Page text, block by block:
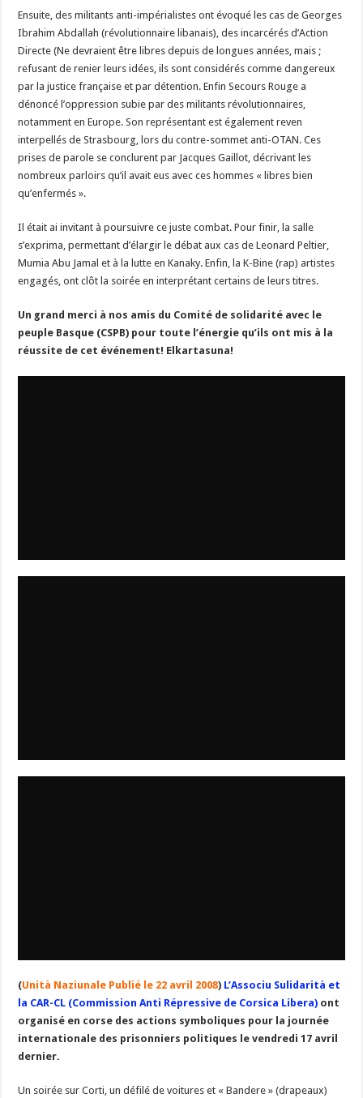
Ensuite, des militants anti-impérialistes ont évoqué les cas de Georges
Ibrahim Abdallah (révolutionnaire libanais), des incarcérés d’Action
Directe (Ne devraient être libres depuis de longues années, mais ;
refusant de renier leurs idées, ils sont considérés comme dangereux
par la justice française et par détention. Enfin Secours Rouge a
dénoncé l’oppression subie par des militants révolutionnaires,
notamment en Europe. Son représentant est également reven
interpellés de Strasbourg, lors du contre-sommet anti-OTAN. Ces
prises de parole se conclurent par Jacques Gaillot, décrivant les
nombreux parloirs qu’il avait eus avec ces hommes « libres bien
qu’enfermés ».
Il était ai invitant à poursuivre ce juste combat. Pour finir, la salle
s’exprima, permettant d’élargir le débat aux cas de Leonard Peltier,
Mumia Abu Jamal et à la lutte en Kanaky. Enfin, la K-Bine (rap) artistes
engagés, ont clôt la soirée en interprétant certains de leurs titres.
Un grand merci à nos amis du Comité de solidarité avec le
peuple Basque (CSPB) pour toute l’énergie qu’ils ont mis à la
réussite de cet événement! Elkartasuna!
(Unità Naziunale Publié le 22 avril 2008) L’Associu Sulidarità et
la CAR-CL (Commission Anti Répressive de Corsica Libera) ont
organisé en corse des actions symboliques pour la journée
internationale des prisonniers politiques le vendredi 17 avril
dernier.
Un soirée sur Corti, un défilé de voitures et « Bandere » (drapeaux)